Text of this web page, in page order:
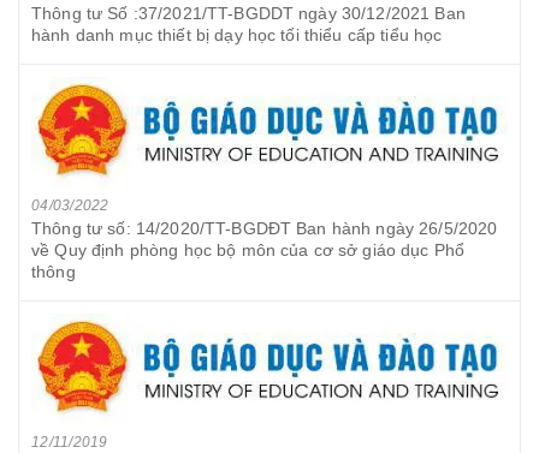
Thông tư Số :37/2021/TT-BGDDT ngày 30/12/2021 Ban
hành danh mục thiết bị dạy học tối thiểu cấp tiểu học
04/03/2022
Thông tư số: 14/2020/TT-BGDĐT Ban hành ngày 26/5/2020
về Quy định phòng học bộ môn của cơ sở giáo dục Phổ
thông
12/11/2019